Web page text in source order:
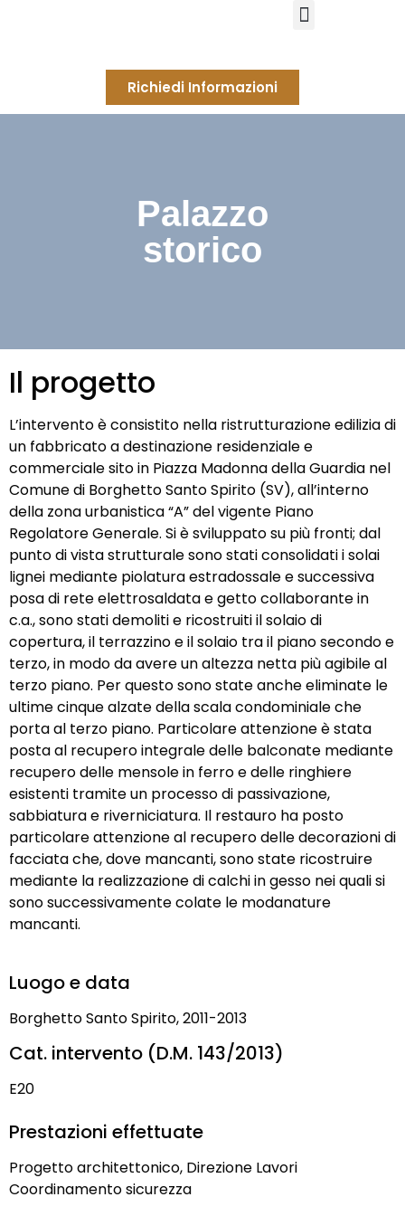
Richiedi Informazioni
Palazzo
storico
Il progetto
L’intervento è consistito nella ristrutturazione edilizia di
un fabbricato a destinazione residenziale e
commerciale sito in Piazza Madonna della Guardia nel
Comune di Borghetto Santo Spirito (SV), all’interno
della zona urbanistica “A” del vigente Piano
Regolatore Generale. Si è sviluppato su più fronti; dal
punto di vista strutturale sono stati consolidati i solai
lignei mediante piolatura estradossale e successiva
posa di rete elettrosaldata e getto collaborante in
c.a., sono stati demoliti e ricostruiti il solaio di
copertura, il terrazzino e il solaio tra il piano secondo e
terzo, in modo da avere un altezza netta più agibile al
terzo piano. Per questo sono state anche eliminate le
ultime cinque alzate della scala condominiale che
porta al terzo piano. Particolare attenzione è stata
posta al recupero integrale delle balconate mediante
recupero delle mensole in ferro e delle ringhiere
esistenti tramite un processo di passivazione,
sabbiatura e riverniciatura. Il restauro ha posto
particolare attenzione al recupero delle decorazioni di
facciata che, dove mancanti, sono state ricostruire
mediante la realizzazione di calchi in gesso nei quali si
sono successivamente colate le modanature
mancanti.
Luogo e data
Borghetto Santo Spirito, 2011-2013
Cat. intervento (D.M. 143/2013)
E20
Prestazioni effettuate
Progetto architettonico, Direzione Lavori
Coordinamento sicurezza